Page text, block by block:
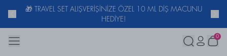
🎁
TRAVEL SET ALIŞVERİŞİNİZE ÖZEL 10 ML DİŞ MACUNU
HEDİYE!
0